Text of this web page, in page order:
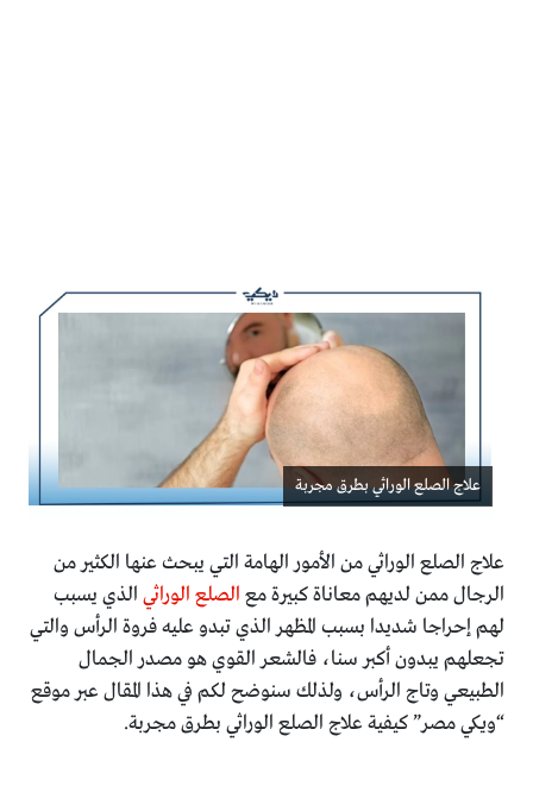
علاج الصلع الوراثي بطرق مجربة
علاج الصلع الوراثي من الأمور الهامة التي يبحث عنها الكثير من
الرجال ممن لديهم معاناة كبيرة مع الصلع الوراثي الذي يسبب
لهم إحراجا شديدا بسبب المظهر الذي تبدو عليه فروة الرأس والتي
تجعلهم يبدون أكبر سنا، فالشعر القوي هو مصدر الجمال
الطبيعي وتاج الرأس، ولذلك سنوضح لكم في هذا المقال عبر موقع
“ويكي مصر” كيفية علاج الصلع الوراثي بطرق مجربة.